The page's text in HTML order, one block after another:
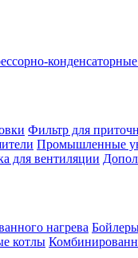
Фильтр для
Промышленные
для вентиляции
нагрева
котлы